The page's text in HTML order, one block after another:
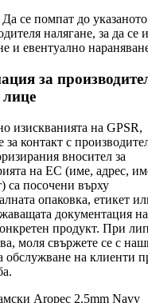
Да се помпат до
налягане, за да се
и евентуално
за
лице
изискванията на GPSR,
за контакт с
вносител за
на ЕС (име, адрес,
са посочени върху
опаковка, етикет
документация на
продукт. При
моля свържете се с
обслужване на клиенти